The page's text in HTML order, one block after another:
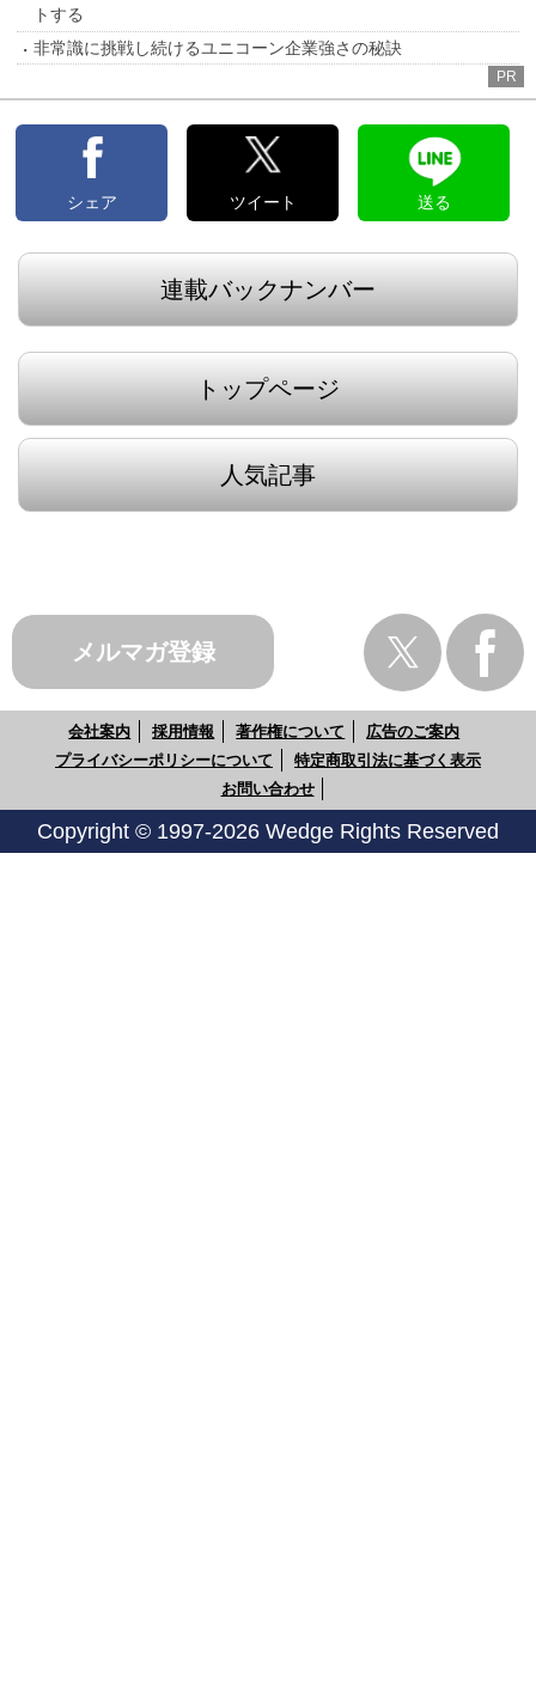
トする
非常識に挑戦し続けるユニコーン企業強さの秘訣
PR
シェア ツイート 送る
連載バックナンバー
トップページ
人気記事
メルマガ登録
会社案内 採用情報 著作権について
広告のご案内
プライバシーポリシーについて
特定商取引法に基づく表示
お問い合わせ
Copyright © 1997-2026 Wedge Rights Reserved